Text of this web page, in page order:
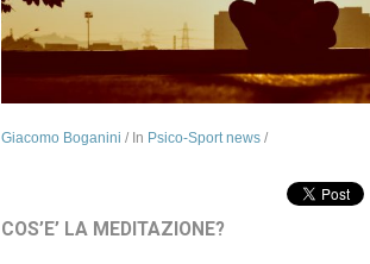
Giacomo Boganini / In Psico-Sport news /
COS’E’ LA MEDITAZIONE?